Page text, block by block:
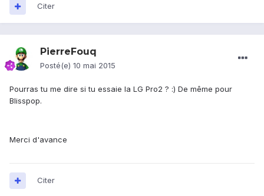
Citer
PierreFouq
Posté(e) 10 mai 2015
Pourras tu me dire si tu essaie la LG Pro2 ? :) De même pour
Blisspop.
Merci d'avance
Citer